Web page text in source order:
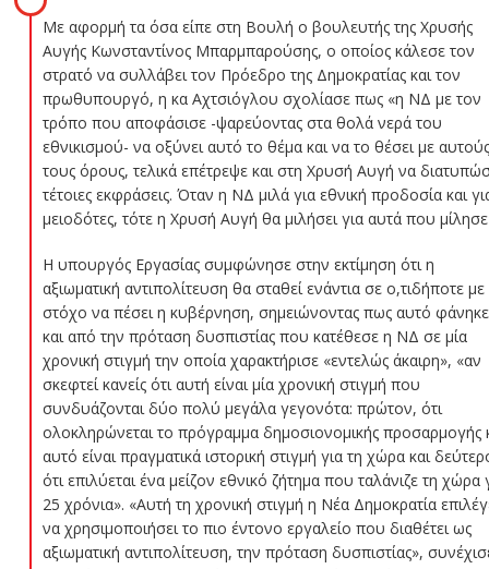
Με αφορμή τα όσα είπε στη Βουλή ο βουλευτής της Χρυσής
Αυγής Κωνσταντίνος Μπαρμπαρούσης, ο οποίος κάλεσε τον
στρατό να συλλάβει τον Πρόεδρο της Δημοκρατίας και τον
πρωθυπουργό, η κα Αχτσιόγλου σχολίασε πως «η ΝΔ με τον
τρόπο που αποφάσισε -ψαρεύοντας στα θολά νερά του
εθνικισμού- να οξύνει αυτό το θέμα και να το θέσει με αυτούς
τους όρους, τελικά επέτρεψε και στη Χρυσή Αυγή να
τέτοιες εκφράσεις. Όταν η ΝΔ μιλά για εθνική προδοσία και
μειοδότες, τότε η Χρυσή Αυγή θα μιλήσει για αυτά που
Η υπουργός Εργασίας συμφώνησε στην εκτίμηση ότι η
αξιωματική αντιπολίτευση θα σταθεί ενάντια σε ο,τιδήποτε με
στόχο να πέσει η κυβέρνηση, σημειώνοντας πως αυτό φάνηκε
και από την πρόταση δυσπιστίας που κατέθεσε η ΝΔ σε μία
χρονική στιγμή την οποία χαρακτήρισε «εντελώς άκαιρη», «αν
σκεφτεί κανείς ότι αυτή είναι μία χρονική στιγμή που
συνδυάζονται δύο πολύ μεγάλα γεγονότα: πρώτον, ότι
ολοκληρώνεται το πρόγραμμα δημοσιονομικής προσαρμογής
αυτό είναι πραγματικά ιστορική στιγμή για τη χώρα και
ότι επιλύεται ένα μείζον εθνικό ζήτημα που ταλάνιζε τη χώρα
25 χρόνια». «Αυτή τη χρονική στιγμή η Νέα Δημοκρατία
να χρησιμοποιήσει το πιο έντονο εργαλείο που διαθέτει ως
αξιωματική αντιπολίτευση, την πρόταση δυσπιστίας»,